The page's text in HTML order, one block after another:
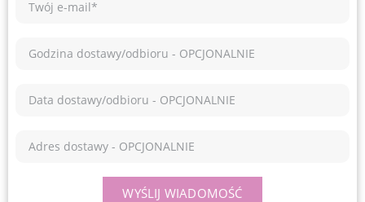
WYŚLIJ WIADOMOŚĆ